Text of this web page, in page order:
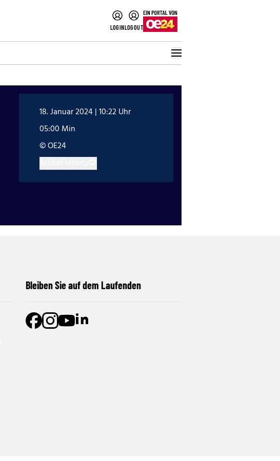
LOGINLOGOUT
18. Januar 2024 | 10:22 Uhr
05:00 Min
© OE24
Bleiben Sie auf dem Laufenden